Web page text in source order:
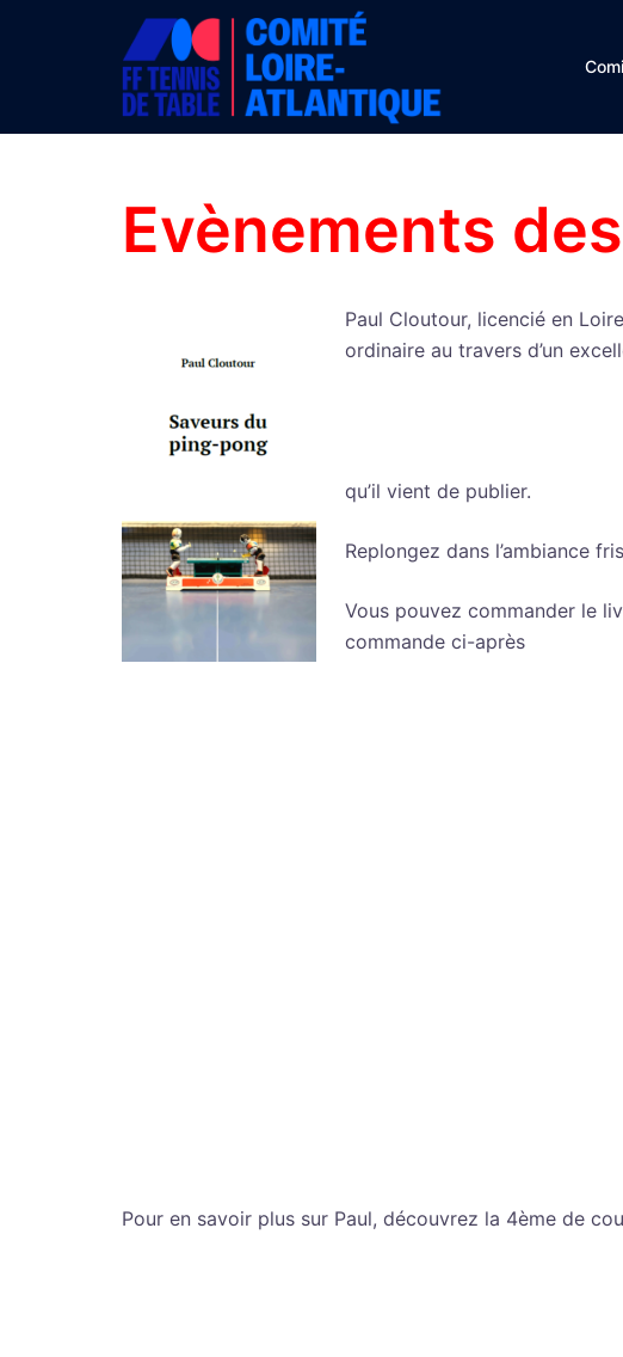
Evènements
Paul Cloutour, licencié en
ordinaire au travers d’un
qu’il vient de publier.
Replongez dans l’ambiance
Vous pouvez commander le
commande ci-après
Pour en savoir plus sur Paul, découvrez la 4ème de